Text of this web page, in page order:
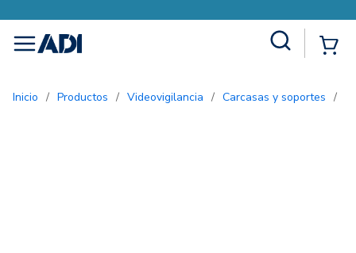
menu
Inicio / Productos / Videovigilancia / Carcasas y soportes /